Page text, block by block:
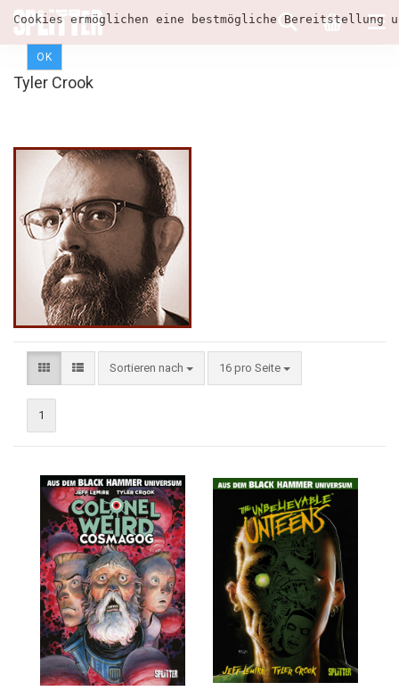
Cookies ermöglichen eine bestmögliche
OK
Tyler Crook
Sortieren nach 16 pro Seite
1